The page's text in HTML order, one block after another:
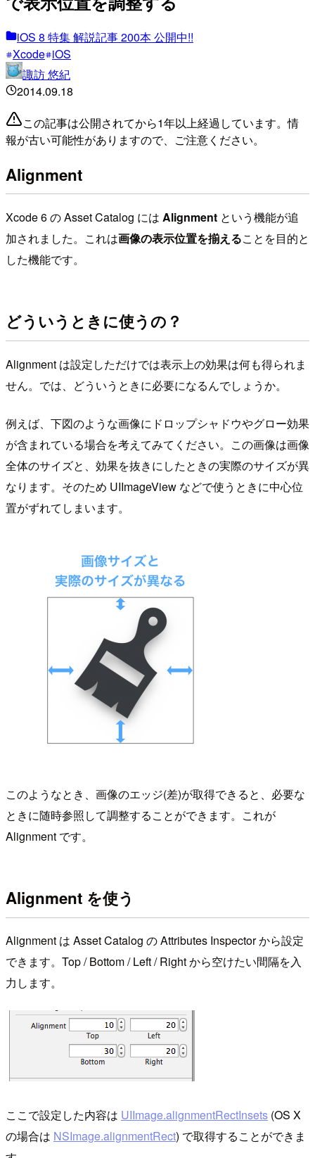
iOS 8 特集 解説記事 200本 公開中!!
Xcode iOS
諏訪 悠紀
2014.09.18
この記事は公開されてから1年以上経過しています。情
報が古い可能性がありますので、ご注意ください。
Alignment
Xcode 6 の Asset Catalog には Alignment という機能が追
加されました。これは画像の表示位置を揃えることを目的と
した機能です。
どういうときに使うの？
Alignment は設定しただけでは表示上の効果は何も得られま
せん。では、どういうときに必要になるんでしょうか。
例えば、下図のような画像にドロップシャドウやグロー効果
が含まれている場合を考えてみてください。この画像は画像
全体のサイズと、効果を抜きにしたときの実際のサイズが異
なります。そのため UIImageView などで使うときに中心位
置がずれてしまいます。
このようなとき、画像のエッジ(差)が取得できると、必要な
ときに随時参照して調整することができます。これが
Alignment です。
Alignment を使う
Alignment は Asset Catalog の Attributes Inspector から設定
できます。Top / Bottom / Left / Right から空けたい間隔を入
力します。
ここで設定した内容は UIImage.alignmentRectInsets (OS X
の場合は NSImage.alignmentRect) で取得することができま